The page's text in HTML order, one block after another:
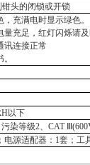
头的闭锁或开锁
充满电时显示绿色。
量充足，红灯闪烁请
讯连接正常
以下
污染等级2、CAT
电源适配器：1套；工